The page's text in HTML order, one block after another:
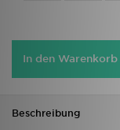
In den Warenkorb
Beschreibung